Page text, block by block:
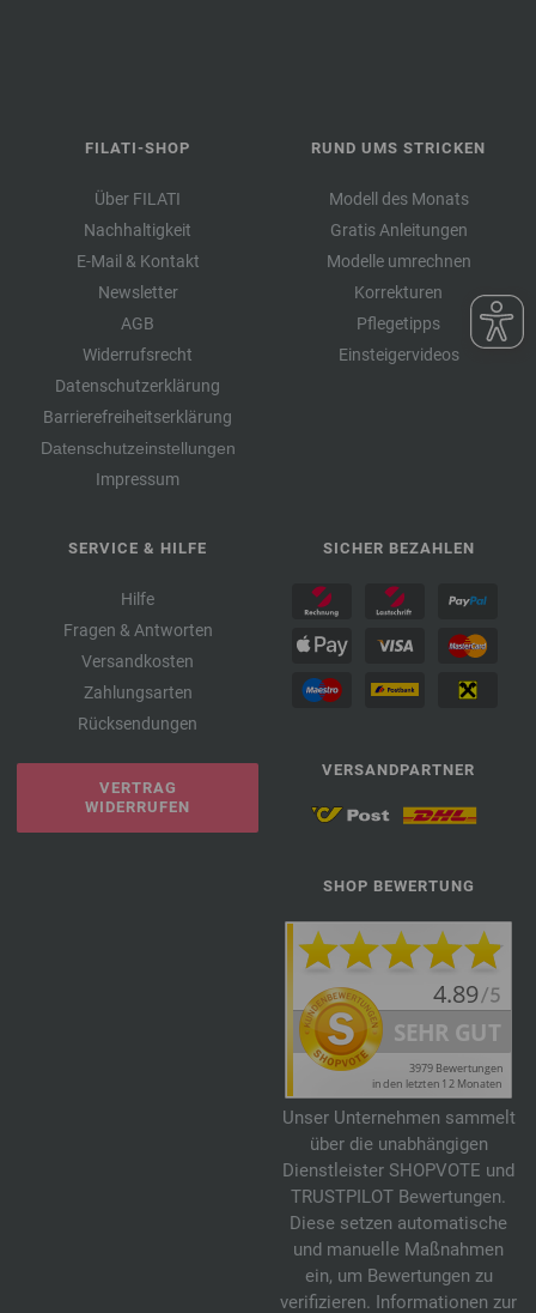
FILATI-SHOP
Über FILATI
Nachhaltigkeit
E-Mail & Kontakt
Newsletter
AGB
Widerrufsrecht
Datenschutzerklärung
Barrierefreiheitserklärung
Datenschutzeinstellungen
Impressum
RUND UMS STRICKEN
Modell des Monats
Gratis Anleitungen
Modelle umrechnen
Korrekturen
Pflegetipps
Einsteigervideos
SERVICE & HILFE
Hilfe
Fragen & Antworten
Versandkosten
Zahlungsarten
Rücksendungen
VERTRAG
WIDERRUFEN
SICHER BEZAHLEN
VERSANDPARTNER
SHOP BEWERTUNG
Unser Unternehmen sammelt
über die unabhängigen
Dienstleister SHOPVOTE und
TRUSTPILOT Bewertungen.
Diese setzen automatische
und manuelle Maßnahmen
ein, um Bewertungen zu
verifizieren. Informationen zur